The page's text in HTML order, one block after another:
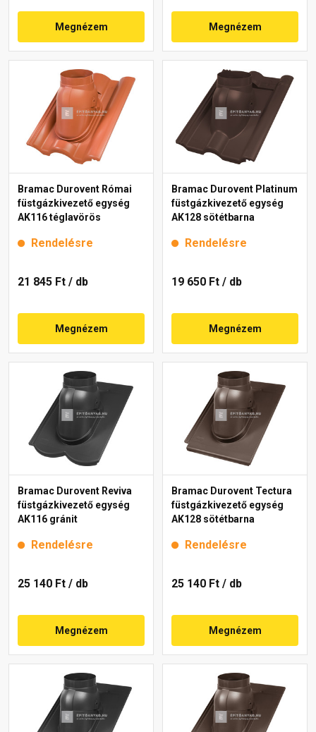
Megnézem Megnézem
Bramac Durovent Római
füstgázkivezető egység
AK116 téglavörös
Rendelésre
21 845 Ft / db
Megnézem
Bramac Durovent Platinum
füstgázkivezető egység
AK128 sötétbarna
Rendelésre
19 650 Ft / db
Megnézem
Bramac Durovent Reviva
füstgázkivezető egység
AK116 gránit
Rendelésre
25 140 Ft / db
Megnézem
Bramac Durovent Tectura
füstgázkivezető egység
AK128 sötétbarna
Rendelésre
25 140 Ft / db
Megnézem